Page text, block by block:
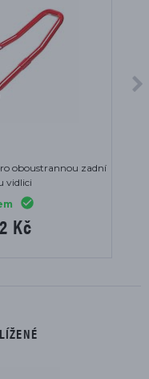
zadní